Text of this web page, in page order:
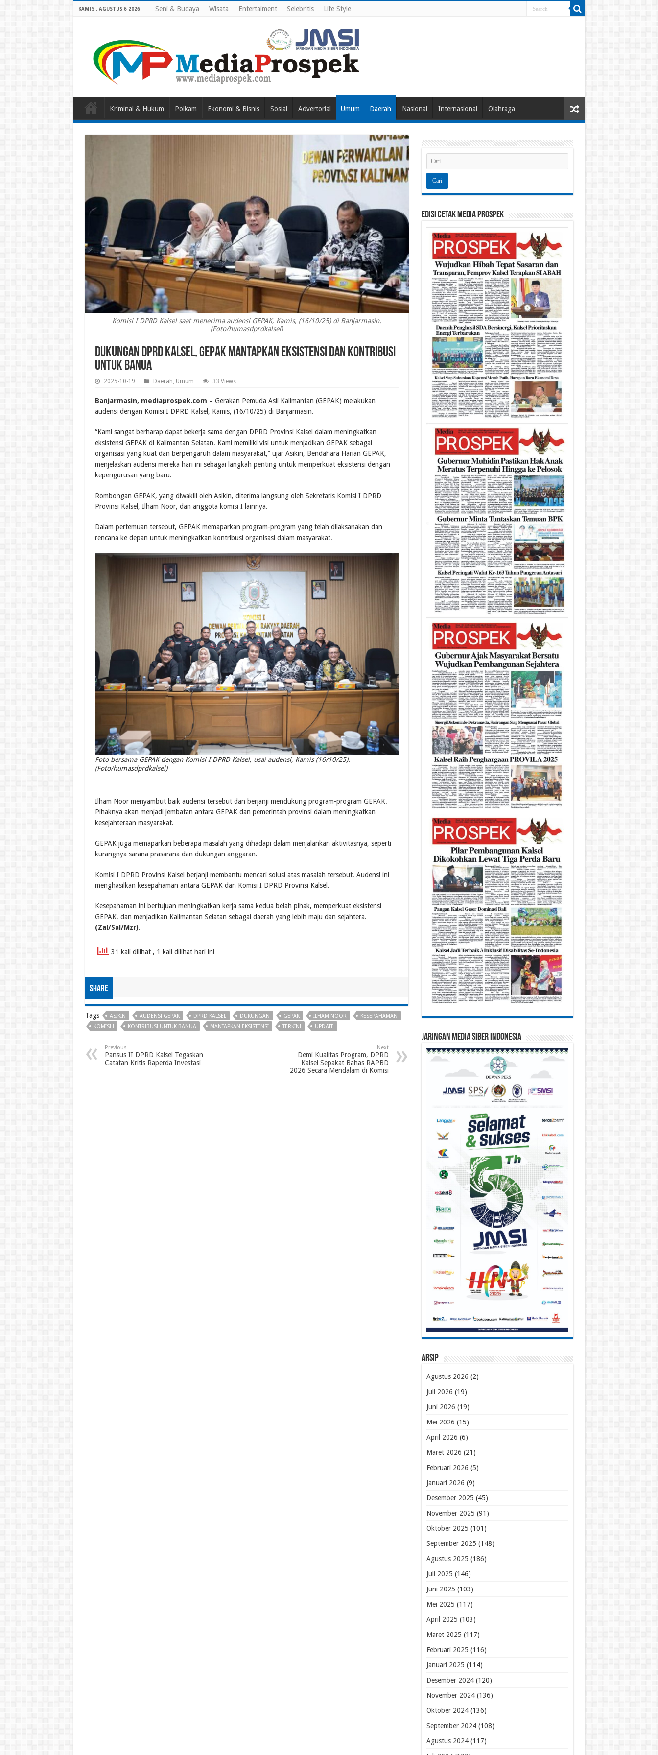
KAMIS , AGUSTUS 6 2026 Seni & Budaya Wisata Entertaiment Selebritis Life Style
Kriminal & Hukum Polkam Ekonomi & Bisnis Sosial Advertorial Umum Daerah Nasional Internasional Olahraga
Komisi I DPRD Kalsel saat menerima audensi GEPAK, Kamis, (16/10/25) di Banjarmasin.
(Foto/humasdprdkalsel)
Dukungan DPRD Kalsel, GEPAK Mantapkan Eksistensi dan Kontribusi
untuk Banua
2025-10-19 Daerah, Umum 33 Views
Banjarmasin, mediaprospek.com – Gerakan Pemuda Asli Kalimantan (GEPAK) melakukan
audensi dengan Komisi I DPRD Kalsel, Kamis, (16/10/25) di Banjarmasin.
“Kami sangat berharap dapat bekerja sama dengan DPRD Provinsi Kalsel dalam meningkatkan
eksistensi GEPAK di Kalimantan Selatan. Kami memiliki visi untuk menjadikan GEPAK sebagai
organisasi yang kuat dan berpengaruh dalam masyarakat,” ujar Asikin, Bendahara Harian GEPAK,
menjelaskan audensi mereka hari ini sebagai langkah penting untuk memperkuat eksistensi dengan
kepengurusan yang baru.
Rombongan GEPAK, yang diwakili oleh Asikin, diterima langsung oleh Sekretaris Komisi I DPRD
Provinsi Kalsel, Ilham Noor, dan anggota komisi I lainnya.
Dalam pertemuan tersebut, GEPAK memaparkan program-program yang telah dilaksanakan dan
rencana ke depan untuk meningkatkan kontribusi organisasi dalam masyarakat.
Foto bersama GEPAK dengan Komisi I DPRD Kalsel, usai audensi, Kamis (16/10/25).
(Foto/humasdprdkalsel)
Ilham Noor menyambut baik audensi tersebut dan berjanji mendukung program-program GEPAK.
Pihaknya akan menjadi jembatan antara GEPAK dan pemerintah provinsi dalam meningkatkan
kesejahteraan masyarakat.
GEPAK juga memaparkan beberapa masalah yang dihadapi dalam menjalankan aktivitasnya, seperti
kurangnya sarana prasarana dan dukungan anggaran.
Komisi I DPRD Provinsi Kalsel berjanji membantu mencari solusi atas masalah tersebut. Audensi ini
menghasilkan kesepahaman antara GEPAK dan Komisi I DPRD Provinsi Kalsel.
Kesepahaman ini bertujuan meningkatkan kerja sama kedua belah pihak, memperkuat eksistensi
GEPAK, dan menjadikan Kalimantan Selatan sebagai daerah yang lebih maju dan sejahtera.
(Zal/Sal/Mzr).
31 kali dilihat , 1 kali dilihat hari ini
Share
Tags ASIKIN AUDENSI GEPAK DPRD KALSEL DUKUNGAN GEPAK ILHAM NOOR
KESEPAHAMAN
KOMISI I
KONTRIBUSI UNTUK BANUA MANTAPKAN EKSISTENSI TERKINI UPDATE
Previous
Pansus II DPRD Kalsel Tegaskan
Catatan Kritis Raperda Investasi
Next
Demi Kualitas Program, DPRD
Kalsel Sepakat Bahas RAPBD
2026 Secara Mendalam di Komisi
Edisi Cetak Media Prospek
Jaringan Media Siber Indonesia
Arsip
Agustus 2026 (2)
Juli 2026 (19)
Juni 2026 (19)
Mei 2026 (15)
April 2026 (6)
Maret 2026 (21)
Februari 2026 (5)
Januari 2026 (9)
Desember 2025 (45)
November 2025 (91)
Oktober 2025 (101)
September 2025 (148)
Agustus 2025 (186)
Juli 2025 (146)
Juni 2025 (103)
Mei 2025 (117)
April 2025 (103)
Maret 2025 (117)
Februari 2025 (116)
Januari 2025 (114)
Desember 2024(120)
November 2024(136)
Oktober 2024(136)
September 2024(108)
Agustus 2024(117)